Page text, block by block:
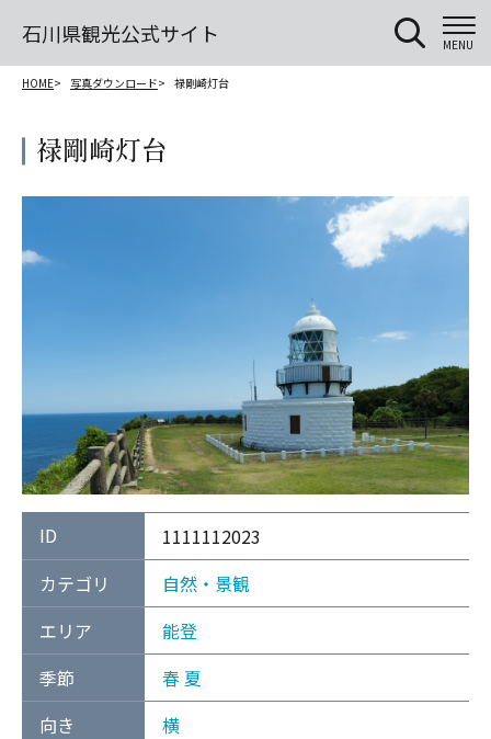
石川県観光公式サイト MENU
HOME 写真ダウンロード 禄剛崎灯台
禄剛崎灯台
ID
1111112023
カテゴリ
自然・景観
エリア
能登
季節
春 夏
向き
横